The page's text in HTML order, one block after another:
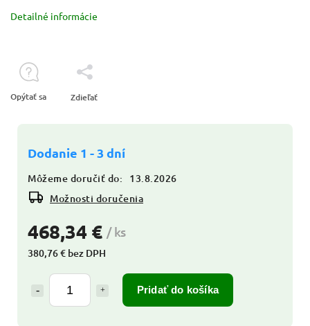
468,34 €/ ks
380,76 € bez DPH
Pridať do košíka
Dodanie 1 - 3 dní
Môžeme doručiť do:
13.8.2026
Možnosti doručenia
Detailné informácie
Opýtať sa Zdieľať